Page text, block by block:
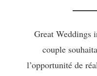
Great Weddings
couple
l’opportunité de